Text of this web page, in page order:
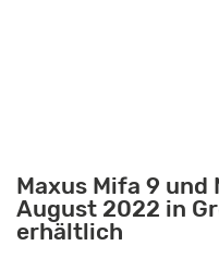
Maxus Mifa 9 und
August 2022 in
erhältlich